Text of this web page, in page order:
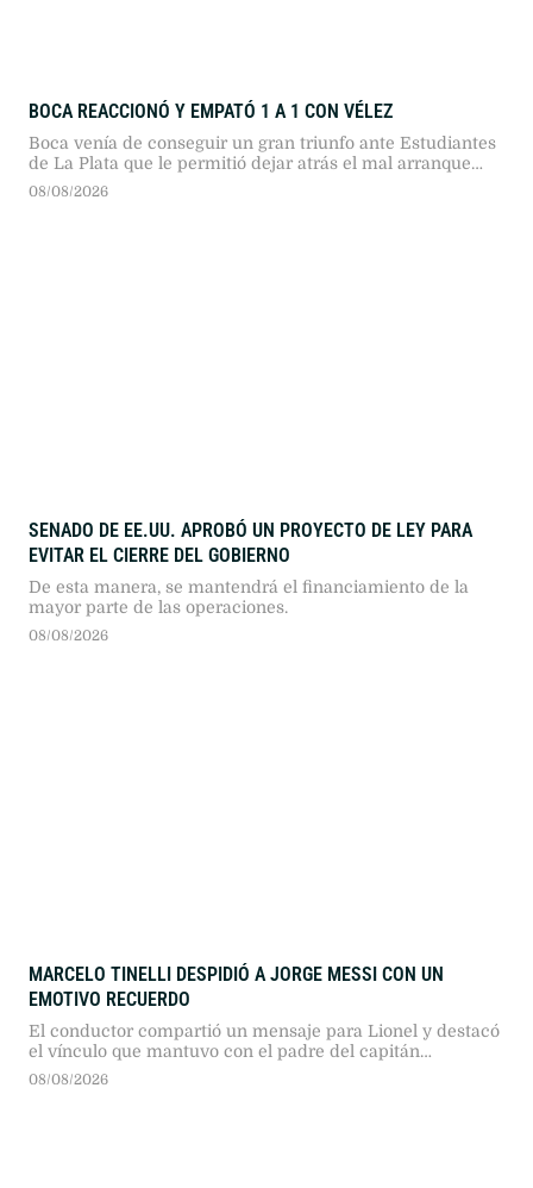
BOCA REACCIONÓ Y EMPATÓ 1 A 1 CON VÉLEZ
Boca venía de conseguir un gran triunfo ante Estudiantes
de La Plata que le permitió dejar atrás el mal arranque
que había tenido en este Torneo Clausura
08/08/2026
SENADO DE EE.UU. APROBÓ UN PROYECTO DE LEY PARA
EVITAR EL CIERRE DEL GOBIERNO
De esta manera, se mantendrá el financiamiento de la
mayor parte de las operaciones.
08/08/2026
MARCELO TINELLI DESPIDIÓ A JORGE MESSI CON UN
EMOTIVO RECUERDO
El conductor compartió un mensaje para Lionel y destacó
el vínculo que mantuvo con el padre del capitán
argentino.
08/08/2026